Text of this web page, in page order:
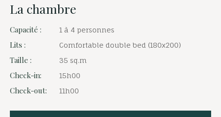
La chambre
Capacité : 1 à 4 personnes
Lits : Comfortable double bed (180x200)
Taille : 35 sq.m
Check-in: 15h00
Check-out: 11h00